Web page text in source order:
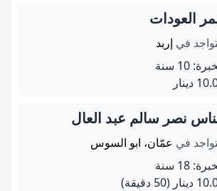
العودات
في إربد
10 سنة
دينار
نصر سالم عبد العال
في عمّان، ابو السوس
18 سنة
دينار
(50 دقيقة)